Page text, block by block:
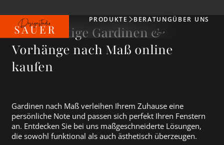
Produkte
PRODUKTE BERATUNGÜBER UNS
Hochwertige Gardinen &
Vorhänge nach Maß online
kaufen
Gardinen nach Maß verleihen Ihrem Zuhause eine
persönliche Note und passen sich perfekt Ihren Fenstern
an. Entdecken Sie bei uns maßgeschneiderte Lösungen,
die sowohl funktional als auch ästhetisch überzeugen.